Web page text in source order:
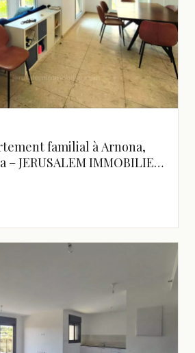
familial à Arnona,
– JERUSALEM IMMOBILIER